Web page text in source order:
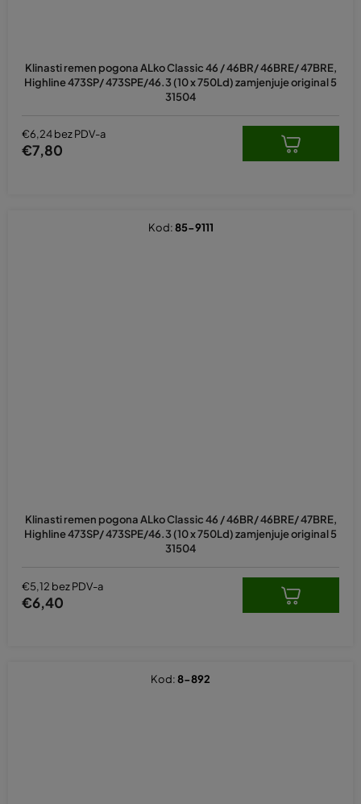
Klinasti remen pogona ALko Classic 46 / 46BR/ 46BRE/ 47BRE,
Highline 473SP/ 473SPE/46.3 (10 x 750Ld) zamjenjuje original 5
31504
€6,24 bez PDV-a
€7,80
Klinasti remen pogona ALko Classic 46 / 46BR/ 46BRE/ 47BRE,
Highline 473SP/ 473SPE/46.3 (10 x 750Ld) zamjenjuje original 5
31504
€5,12 bez PDV-a
€6,40
Kod:85-9111
Kod:8-892